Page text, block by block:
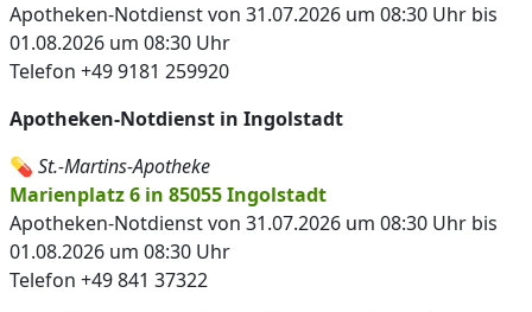
Apotheken-Notdienst von 31.07.2026 um 08:30 Uhr bis
01.08.2026 um 08:30 Uhr
Telefon +49 9181 259920
Apotheken-Notdienst in Ingolstadt
💊 St.-Martins-Apotheke
Marienplatz 6 in 85055 Ingolstadt
Apotheken-Notdienst von 31.07.2026 um 08:30 Uhr bis
01.08.2026 um 08:30 Uhr
Telefon +49 841 37322